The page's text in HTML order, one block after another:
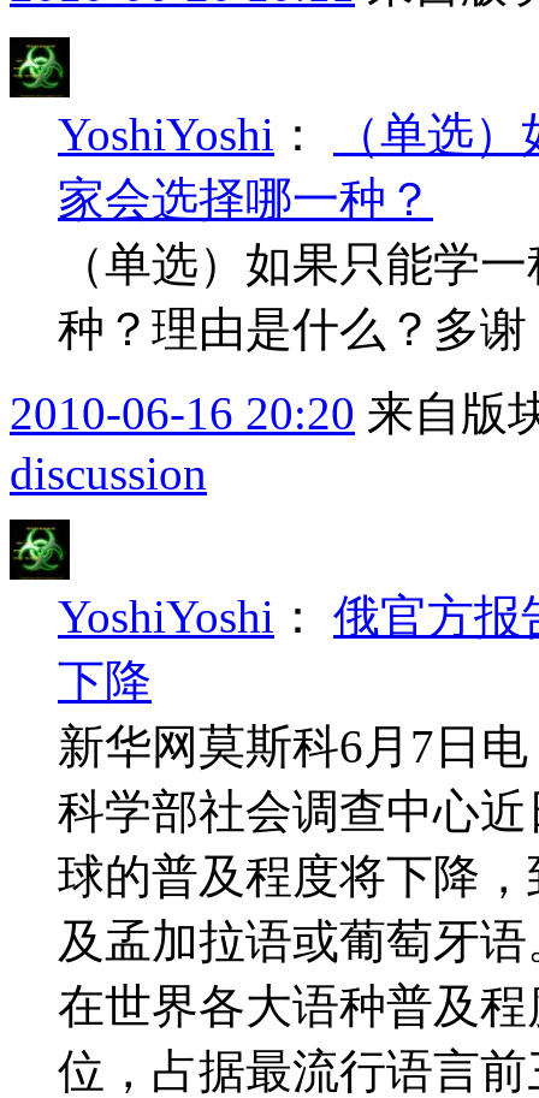
YoshiYoshi ：
（单选
家会选择哪一种？
（单选）如果只能学
种？理由是什么？多谢
2010-06-16 20:20 来自版
discussion
YoshiYoshi ： 俄官方报
下降
新华网莫斯科6月7日
科学部社会调查中心
球的普及程度将下降
及孟加拉语或葡萄牙
在世界各大语种普及
位，占据最流行语言